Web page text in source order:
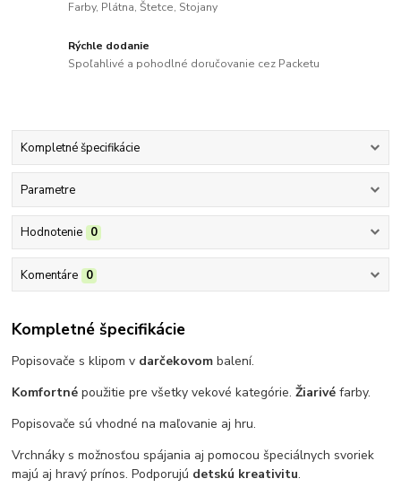
Farby, Plátna, Štetce, Stojany
Rýchle dodanie
Spoľahlivé a pohodlné doručovanie cez Packetu
Kompletné špecifikácie
Parametre
Hodnotenie 0
Komentáre 0
Kompletné špecifikácie
Popisovače s klipom v darčekovombalení.
Komfortnépoužitie pre všetky vekové kategórie.Žiarivéfarby.
Popisovače sú vhodné na maľovanie aj hru.
Vrchnáky s možnosťou spájania aj pomocou špeciálnych svoriek
majú aj hravý prínos. Podporujú detskú kreativitu.